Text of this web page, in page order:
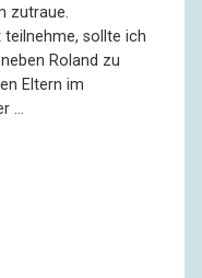
zutraue.
sollte ich
Roland zu
Eltern im
…